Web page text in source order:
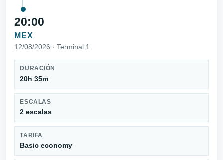
20:00
MEX
12/08/2026 · Terminal 1
DURACIÓN
20h 35m
ESCALAS
2 escalas
TARIFA
Basic economy